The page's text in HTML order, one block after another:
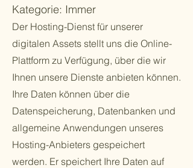
Kategorie: Immer
Der Hosting-Dienst für unserer
digitalen Assets stellt uns die Online-
Plattform zu Verfügung, über die wir
Ihnen unsere Dienste anbieten können.
Ihre Daten können über die
Datenspeicherung, Datenbanken und
allgemeine Anwendungen unseres
Hosting-Anbieters gespeichert
werden. Er speichert Ihre Daten auf